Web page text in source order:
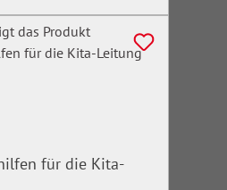
für die Kita-